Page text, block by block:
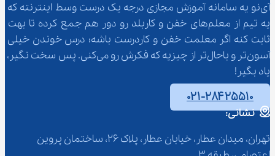
آی‌نو یه سامانه آموزش مجازی درجه یک درست وسط اینترنته که
یه تیم از معلم‌‌های خفن و کاربلد رو دور هم جمع کرده تا بهت
ثابت کنه اگر معلمت خفن و کاردرست باشه؛ درس خوندن خیلی
آسون‌تر و باحال‌تر از چیزیه که فکرش رو می‌کنی. پس سخت نگیر،
یاد بگیر!
۰۲۱-۲۸۴۲۵۵۱۰
نشانی:
تهران، میدان عطار، خیابان عطار، پلاک 26، ساختمان پروین